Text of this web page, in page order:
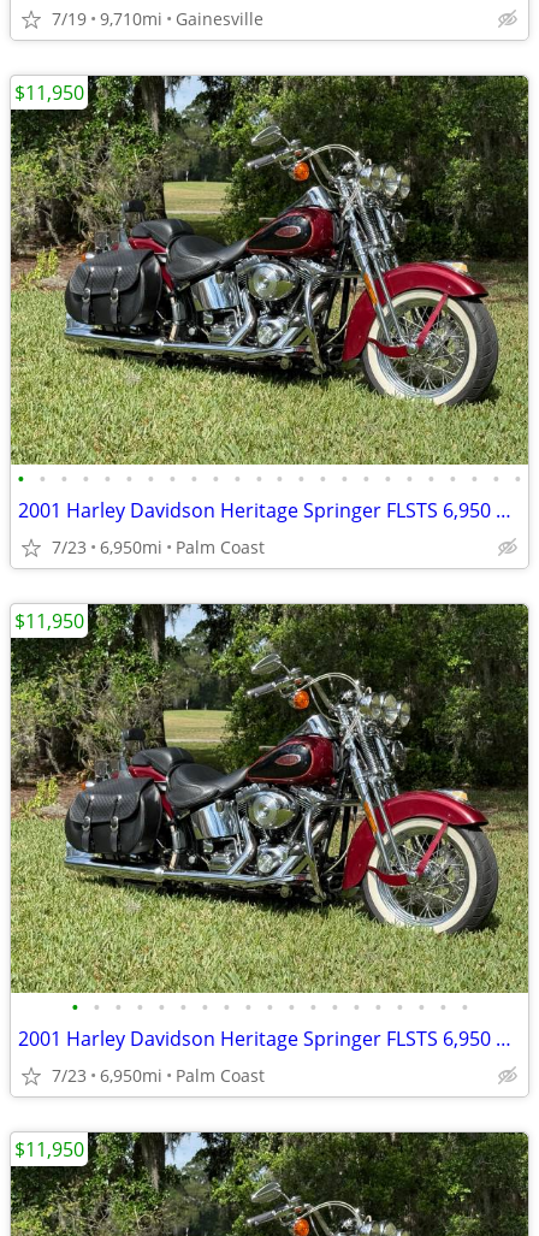
7/19 9,710mi Gainesville
• • • • • • • • • • • • • • • • • • • • • • • •
2001 Harley Davidson Heritage Springer FLSTS 6,950 miles,
7/23 6,950mi Palm Coast
$11,950
• • • • • • • • • • • • • • • • • • •
2001 Harley Davidson Heritage Springer FLSTS 6,950 miles,
7/23 6,950mi Palm Coast
$11,950
$11,950